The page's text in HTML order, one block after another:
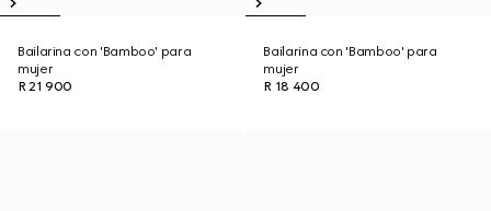
Bailarina con 'Bamboo' para
mujer
R 21 900
Bailarina con 'Bamboo' para
mujer
R 18 400